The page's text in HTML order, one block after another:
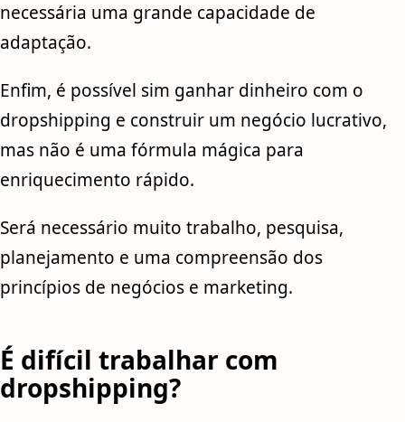
necessária uma grande capacidade de
adaptação.
Enfim, é possível sim ganhar dinheiro com o
dropshipping e construir um negócio lucrativo,
mas não é uma fórmula mágica para
enriquecimento rápido.
Será necessário muito trabalho, pesquisa,
planejamento e uma compreensão dos
princípios de negócios e marketing.
É difícil trabalhar com
dropshipping?